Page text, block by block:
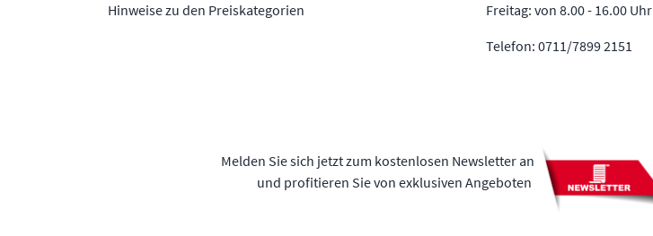
Hinweise zu den Preiskategorien
Freitag: von 8.00 - 16.00 Uhr
Telefon: 0711/7899 2151
Melden Sie sich jetzt zum kostenlosen Newsletter an
und profitieren Sie von exklusiven Angeboten